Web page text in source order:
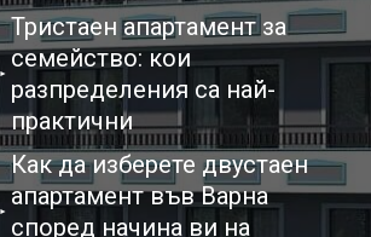
Тристаен апартамент за
семейство: кои
разпределения са най-
практични
Как да изберете двустаен
апартамент във Варна
според начина ви на